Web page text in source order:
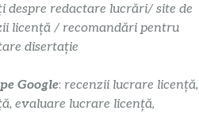
despre redactare lucrări/ site de
licență / recomandări pentru
disertație
Google: recenzii lucrare licență,
evaluare lucrare licență,